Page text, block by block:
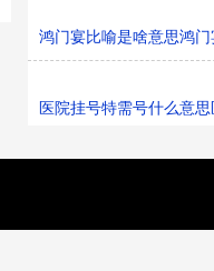
鸿门宴比喻是啥意思鸿
医院挂号特需号什么意思